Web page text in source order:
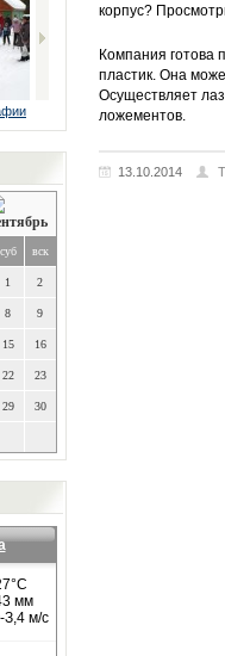
суб вск
1 2
8 9
15 16
22 23
29 30
корпус?
Компания готова
пластик. Она
Осуществляет
ложементов.
13.10.2014